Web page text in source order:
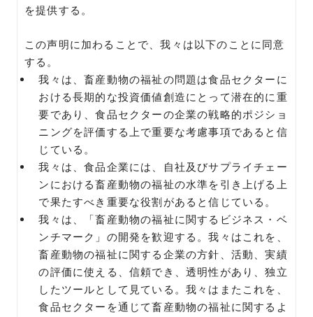
を提供する。
この声明に加わることで、我々は以下のことに同意
する。
我々は、畜産動物の福祉の問題は食品セクターに
おける長期的な投資価値創造にとって潜在的に重
要であり、食品セクターの企業の戦略的ポジショ
ニングを評価する上で重要な考慮事項であると信
じている。
我々は、食品企業には、自社及びサプライチェー
ンにおける畜産動物の福祉の水準を引き上げる上
で果たすべき重要な役割があると信じている。
我々は、「畜産動物の福祉に関するビジネス・ベ
ンチマーク」の開発を歓迎する。我々はこれを、
畜産動物の福祉に関する企業の方針、活動、実績
の評価に使える、信頼でき、透明性があり、独立
したツールとして見ている。我々はまたこれを、
食品セクターを通じて畜産動物の福祉に関するよ